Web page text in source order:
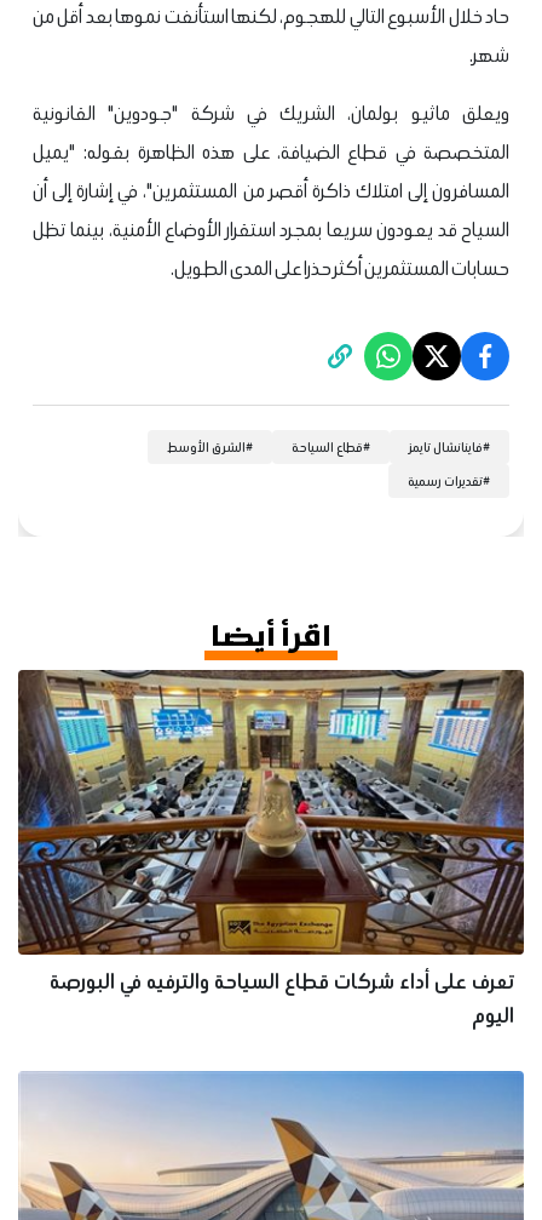
حاد خلال الأسبوع التالي للهجوم، لكنها استأنفت نموها بعد أقل من
شهر.
ويعلق ماثيو بولمان، الشريك في شركة "جودوين" القانونية
المتخصصة في قطاع الضيافة، على هذه الظاهرة بقوله: "يميل
المسافرون إلى امتلاك ذاكرة أقصر من المستثمرين"، في إشارة إلى أن
السياح قد يعودون سريعا بمجرد استقرار الأوضاع الأمنية، بينما تظل
حسابات المستثمرين أكثر حذرا على المدى الطويل.
#فاينانشال تايمز #قطاع السياحة #الشرق الأوسط
#تقديرات رسمية
اقرأ أيضا
تعرف على أداء شركات قطاع السياحة والترفيه في البورصة
اليوم